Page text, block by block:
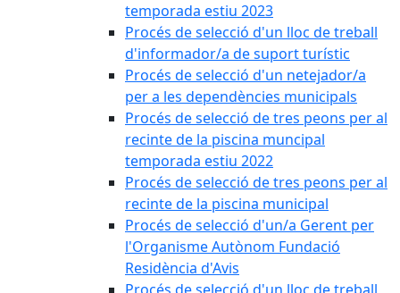
temporada estiu 2023
Procés de selecció d'un lloc de treball
d'informador/a de suport turístic
Procés de selecció d'un netejador/a
per a les dependències municipals
Procés de selecció de tres peons per al
recinte de la piscina muncipal
temporada estiu 2022
Procés de selecció de tres peons per al
recinte de la piscina municipal
Procés de selecció d'un/a Gerent per
l'Organisme Autònom Fundació
Residència d'Avis